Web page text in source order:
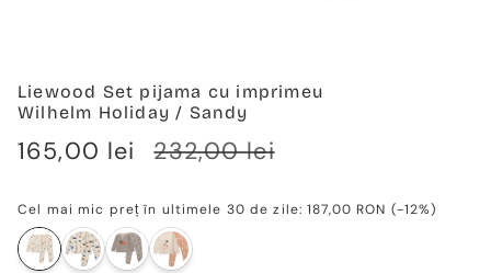
Liewood Set pijama cu imprimeu
Wilhelm Holiday / Sandy
Verkaufspreis
165,00 lei
Regulärer
232,00 lei
Cel mai mic preț în ultimele 30 de zile:187,00 RON (-12%)